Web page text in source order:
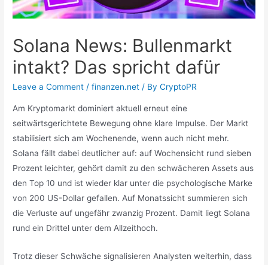
Solana News: Bullenmarkt
intakt? Das spricht dafür
Leave a Comment /finanzen.net / ByCryptoPR
Am Kryptomarkt dominiert aktuell erneut eine
seitwärtsgerichtete Bewegung ohne klare Impulse. Der Markt
stabilisiert sich am Wochenende, wenn auch nicht mehr.
Solana fällt dabei deutlicher auf: auf Wochensicht rund sieben
Prozent leichter, gehört damit zu den schwächeren Assets aus
den Top 10 und ist wieder klar unter die psychologische Marke
von 200 US-Dollar gefallen. Auf Monatssicht summieren sich
die Verluste auf ungefähr zwanzig Prozent. Damit liegt Solana
rund ein Drittel unter dem Allzeithoch.
Trotz dieser Schwäche signalisieren Analysten weiterhin, dass